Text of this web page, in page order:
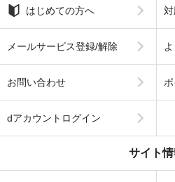
はじめての方へ
メールサービス登録/解除
お問い合わせ
dアカウントログイン
サイト情